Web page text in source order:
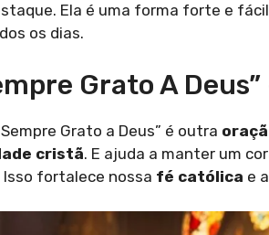
Ela é uma forma forte e
os dias.
Grato A
Grato a Deus” é outra
cristã. E ajuda a manter um
Isso fortalece nossa fé católica e